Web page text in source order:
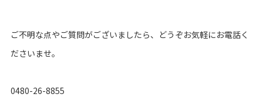
ご不明な点やご質問がございましたら、どうぞお気軽にお電話く
ださいませ。
0480-26-8855